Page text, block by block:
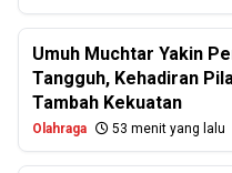
Umuh Muchtar Yakin
Tangguh, Kehadiran
Tambah Kekuatan
Olahraga 53 menit yang lalu